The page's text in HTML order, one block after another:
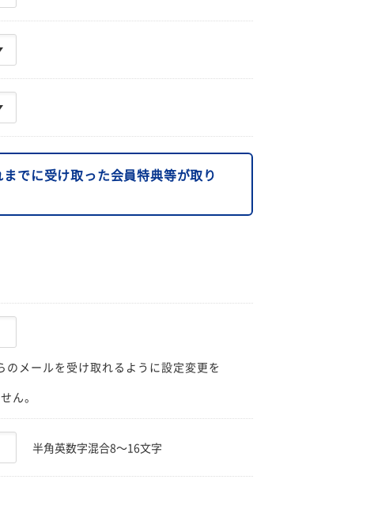
でに受け取った会員特典等が取り
メールを受け取れるように設定変更を
ん。
半角英数字混合8〜16文字